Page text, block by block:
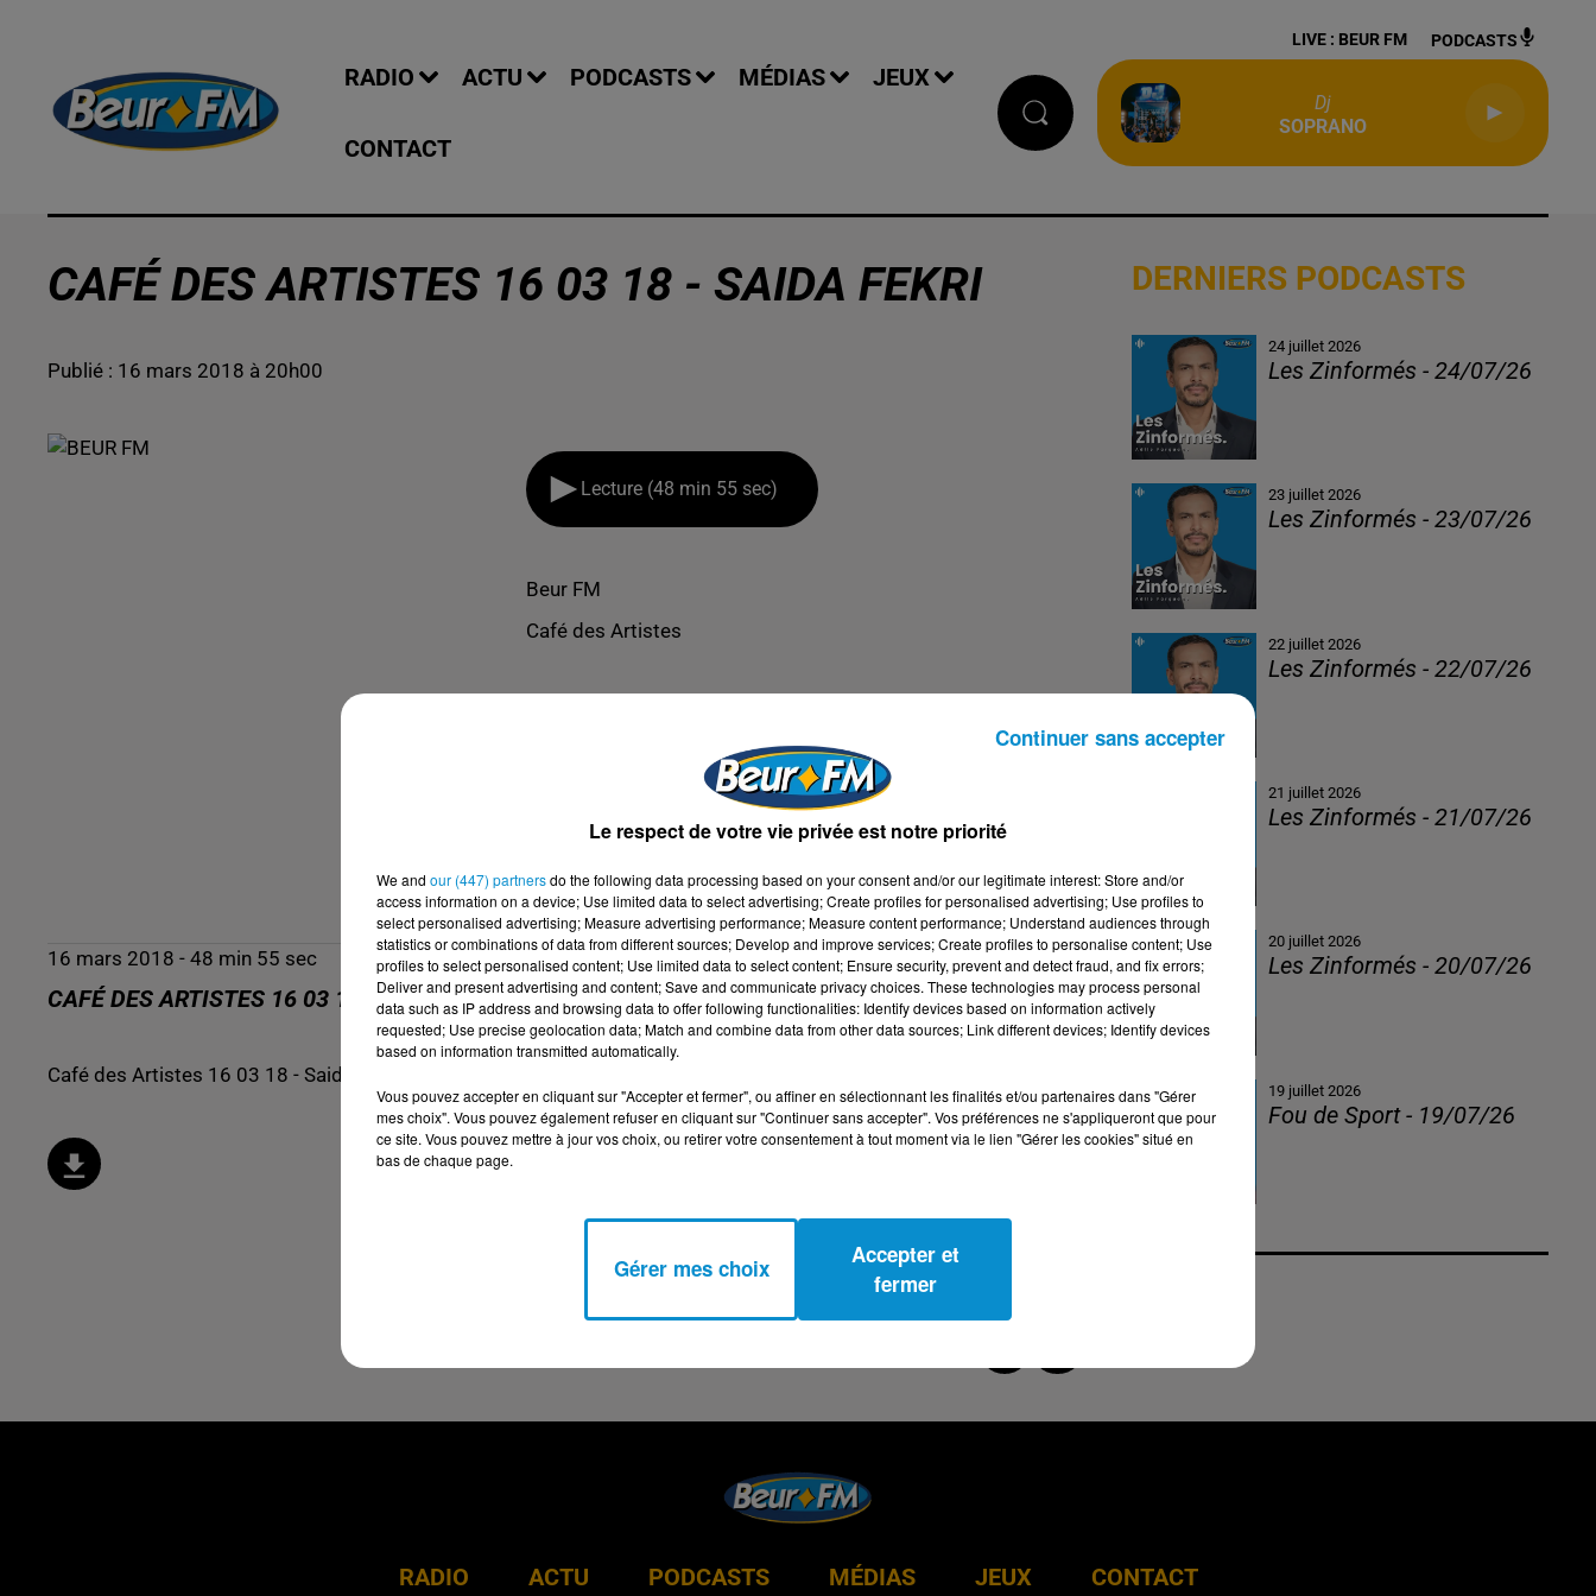
RADIO ACTU PODCASTS MÉDIAS JEUX
CONTACT
LIVE : BEUR FM PODCASTS
Dj
SOPRANO
CAFÉ DES ARTISTES 16 03 18 - SAIDA FEKRI
Publié : 16 mars 2018 à 20h00
Lecture (48 min 55 sec)
Beur FM
Café des Artistes
16 mars 2018 - 48 min 55 sec
CAFÉ DES ARTISTES 16 03 18 - SAIDA FEKRI
Café des Artistes 16 03 18 - Saida Fekri
DERNIERS PODCASTS
24 juillet 2026
Les Zinformés - 24/07/26
23 juillet 2026
Les Zinformés - 23/07/26
22 juillet 2026
Les Zinformés - 22/07/26
21 juillet 2026
Les Zinformés - 21/07/26
20 juillet 2026
Les Zinformés - 20/07/26
19 juillet 2026
Fou de Sport - 19/07/26
RADIO ACTU PODCASTS MÉDIAS JEUX CONTACT
Le respect de votre vie privée est notre priorité
We and our (447) partnersdo the following data processing based on your consent and/or our legitimate interest: Store and/or
access information on a device; Use limited data to select advertising; Create profiles for personalised advertising; Use profiles to
select personalised advertising; Measure advertising performance; Measure content performance; Understand audiences through
statistics or combinations of data from different sources; Develop and improve services; Create profiles to personalise content; Use
profiles to select personalised content; Use limited data to select content; Ensure security, prevent and detect fraud, and fix errors;
Deliver and present advertising and content; Save and communicate privacy choices. These technologies may process personal
data such as IP address and browsing data to offer following functionalities: Identify devices based on information actively
requested; Use precise geolocation data; Match and combine data from other data sources; Link different devices; Identify devices
based on information transmitted automatically.
Vous pouvez accepter en cliquant sur "Accepter et fermer", ou affiner en sélectionnant les finalités et/ou partenaires dans "Gérer
mes choix". Vous pouvez également refuser en cliquant sur "Continuer sans accepter". Vos préférences ne s'appliqueront que pour
ce site. Vous pouvez mettre à jour vos choix, ou retirer votre consentement à tout moment via le lien "Gérer les cookies" situé en
bas de chaque page.
Gérer mes choix
Accepter et
fermer
Continuer sans accepter